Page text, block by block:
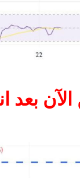
انخفاض